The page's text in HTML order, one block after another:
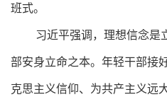
班式。
习近平强调，理想信念是
部安身立命之本。年轻干部接
克思主义信仰、为共产主义远